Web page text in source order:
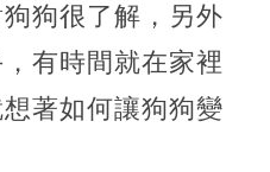
狗很了解，另外
有時間就在家裡
著如何讓狗狗變